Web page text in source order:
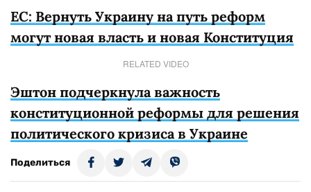
ЕС: Вернуть Украину на путь реформ
могут новая власть и новая Конституция
RELATED VIDEO
Эштон подчеркнула важность
конституционной реформы для решения
политического кризиса в Украине
Поделиться